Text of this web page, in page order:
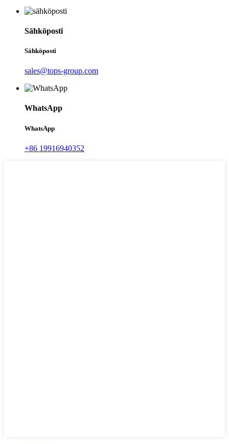
Sähköposti
Sähköposti
sales@tops-group.com
WhatsApp
WhatsApp
+86 19916940352